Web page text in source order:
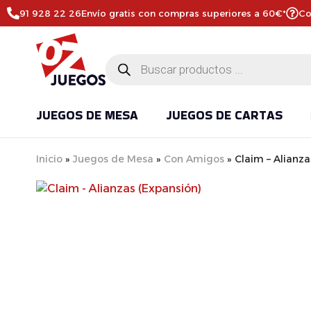
91 928 22 26Envío gratis con compras superiores a 60€*
JUEGOS DE MESA JUEGOS DE CARTAS
Inicio » Juegos de Mesa » Con Amigos » Claim –